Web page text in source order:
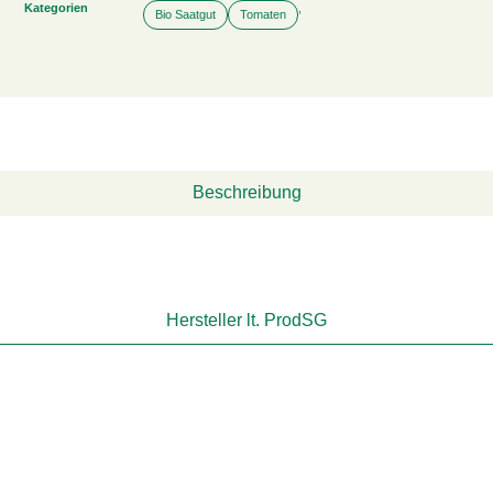
Kategorien Bio Saatgut Tomaten
Beschreibung
Hersteller lt. ProdSG